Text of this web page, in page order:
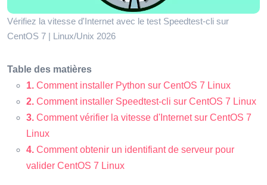
Vérifiez la vitesse d'Internet avec le test Speedtest-cli sur
CentOS 7 | Linux/Unix 2026
Table des matières
1. Comment installer Python sur CentOS 7 Linux
2. Comment installer Speedtest-cli sur CentOS 7 Linux
3. Comment vérifier la vitesse d'Internet sur CentOS 7
Linux
4. Comment obtenir un identifiant de serveur pour
valider CentOS 7 Linux